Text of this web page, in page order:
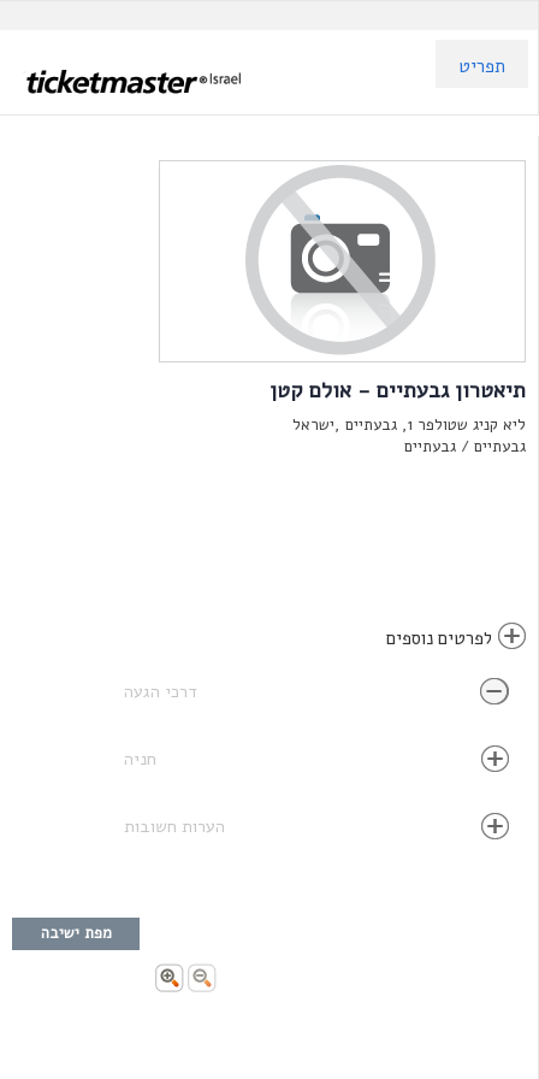
תפריט
תיאטרון גבעתיים - אולם קטן
ליא קניג שטולפר 1, גבעתיים ,ישראל
גבעתיים / גבעתיים
לפרטים נוספים
דרכי הגעה
חניה
הערות חשובות
מפת ישיבה